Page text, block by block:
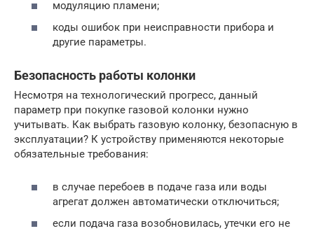
модуляцию пламени;
коды ошибок при неисправности прибора и
другие параметры.
Безопасность работы колонки
Несмотря на технологический прогресс, данный
параметр при покупке газовой колонки нужно
учитывать. Как выбрать газовую колонку, безопасную в
эксплуатации? К устройству применяются некоторые
обязательные требования:
в случае перебоев в подаче газа или воды
агрегат должен автоматически отключиться;
если подача газа возобновилась, утечки его не